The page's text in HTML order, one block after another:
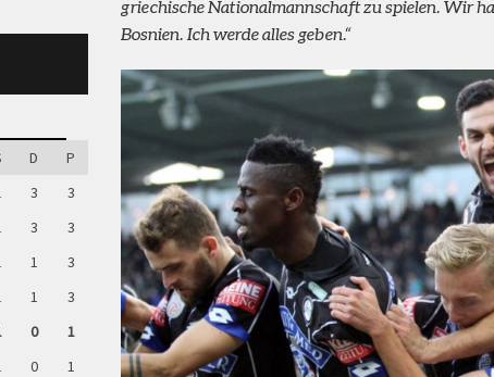
griechische Nationalmannschaft zu spielen. Wir
Bosnien. Ich werde alles geben.“
D
P
3
3
3
3
1
3
1
3
0
1
0
1